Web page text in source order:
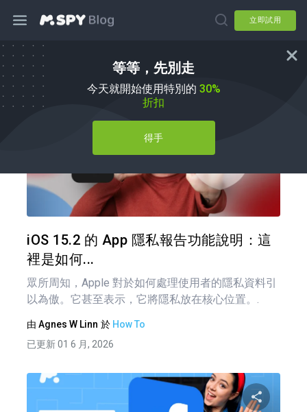
立即試用
等等，先別走
今天就開始使用特別的 30%
折扣
得手
如何使用
iOS 15.2 的 App 隱私報告功能說明：這
裡是如何...
眾所周知，Apple 對於如何處理使用者的隱私資料引
以為傲。它甚至表示，它將隱私放在核心位置。.
由 Agnes W Linn 於 How To
已更新 01 6 月, 2026